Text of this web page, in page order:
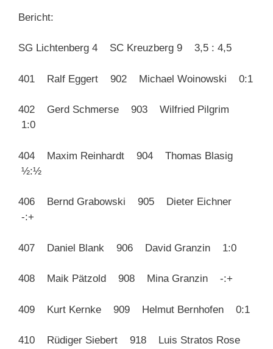
Bericht:
SG Lichtenberg 4 SC Kreuzberg 9 3,5 : 4,5
401 Ralf Eggert 902 Michael Woinowski 0:1
402 Gerd Schmerse 903 Wilfried Pilgrim
1:0
404 Maxim Reinhardt 904 Thomas Blasig
½:½
406 Bernd Grabowski 905 Dieter Eichner
-:+
407 Daniel Blank 906 David Granzin 1:0
408 Maik Pätzold 908 Mina Granzin -:+
409 Kurt Kernke 909 Helmut Bernhofen 0:1
410 Rüdiger Siebert 918 Luis Stratos Rose